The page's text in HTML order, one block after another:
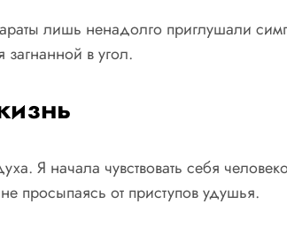
лишь ненадолго приглушали
в угол.
Я начала чувствовать себя
просыпаясь от приступов удушья.